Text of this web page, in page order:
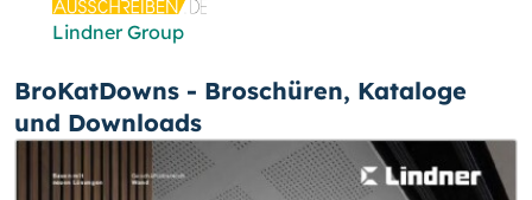
Lindner Group
BroKatDowns - Broschüren, Kataloge
und Downloads